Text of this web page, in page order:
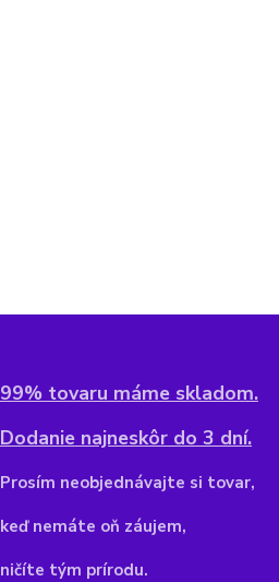
99% tovaru máme skladom.
Dodanie najneskôr do 3 dní.
Prosím neobjednávajte si tovar,
keď nemáte oň záujem,
ničíte tým prírodu.